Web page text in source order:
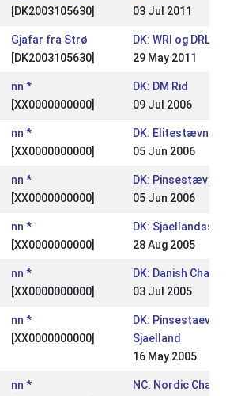
[DK2003105630]
03 Jul 2011
Gjafar fra Strø
[DK2003105630]
DK: WRl og DRL
29 May 2011
nn *
[XX0000000000]
DK: DM Rid
09 Jul 2006
nn *
[XX0000000000]
DK: Elitestævne
05 Jun 2006
nn *
[XX0000000000]
DK: Pinsestævne,
05 Jun 2006
nn *
[XX0000000000]
DK:
28 Aug 2005
nn *
[XX0000000000]
DK: Danish
03 Jul 2005
nn *
[XX0000000000]
DK: Pinsestaevne
Sjaelland
16 May 2005
nn *
NC: Nordic